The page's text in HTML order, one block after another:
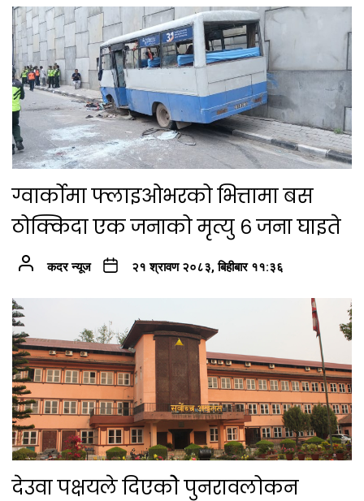
ग्वार्कोमा फ्लाइओभरको भित्तामा बस
ठोक्किदा एक जनाको मृत्यु ६ जना घाइते
कदर न्यूज २१ श्रावण २०८३, बिहीबार ११:३६
देउवा पक्षयले दिएकोे पुनरावलोकन